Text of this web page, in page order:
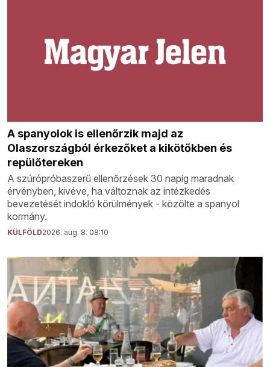
A spanyolok is ellenőrzik majd az
Olaszországból érkezőket a kikötőkben és
repülőtereken
A szúrópróbaszerű ellenőrzések 30 napig maradnak
érvényben, kivéve, ha változnak az intézkedés
bevezetését indokló körülmények - közölte a spanyol
kormány.
KÜLFÖLD2026. aug. 8. 08:10